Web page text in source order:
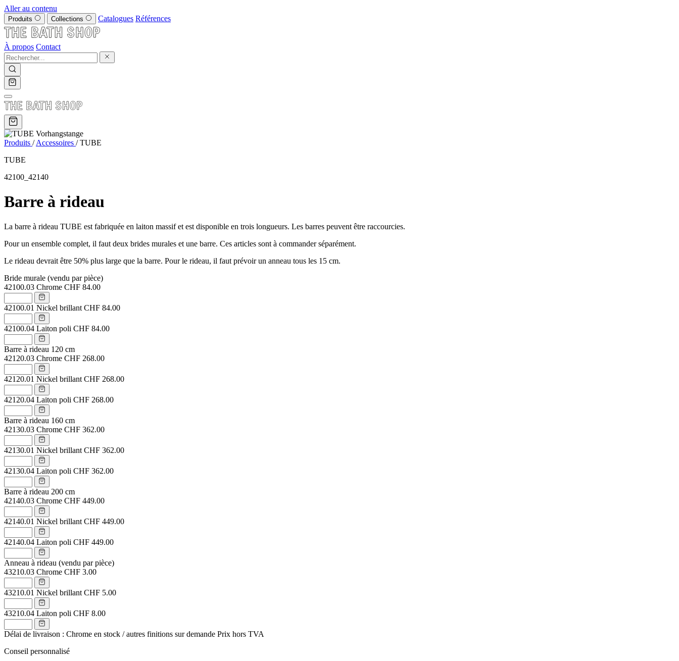
Aller au contenu
Produits Collections Catalogues Références
À propos Contact
Produits / Accessoires / TUBE
TUBE
42100_42140
Barre à rideau
La barre à rideau TUBE est fabriquée en laiton massif et est disponible en trois longueurs. Les barres peuvent être raccourcies.
Pour un ensemble complet, il faut deux brides murales et une barre. Ces articles sont à commander séparément.
Le rideau devrait être 50% plus large que la barre. Pour le rideau, il faut prévoir un anneau tous les 15 cm.
Bride murale (vendu par pièce)
42100.03 Chrome CHF 84.00
42100.01 Nickel brillant CHF 84.00
42100.04 Laiton poli CHF 84.00
Barre à rideau 120 cm
42120.03 Chrome CHF 268.00
42120.01 Nickel brillant CHF 268.00
42120.04 Laiton poli CHF 268.00
Barre à rideau 160 cm
42130.03 Chrome CHF 362.00
42130.01 Nickel brillant CHF 362.00
42130.04 Laiton poli CHF 362.00
Barre à rideau 200 cm
42140.03 Chrome CHF 449.00
42140.01 Nickel brillant CHF 449.00
42140.04 Laiton poli CHF 449.00
Anneau à rideau (vendu par pièce)
43210.03 Chrome CHF 3.00
43210.01 Nickel brillant CHF 5.00
43210.04 Laiton poli CHF 8.00
Délai de livraison : Chrome en stock / autres finitions sur demande Prix hors TVA
Conseil personnalisé